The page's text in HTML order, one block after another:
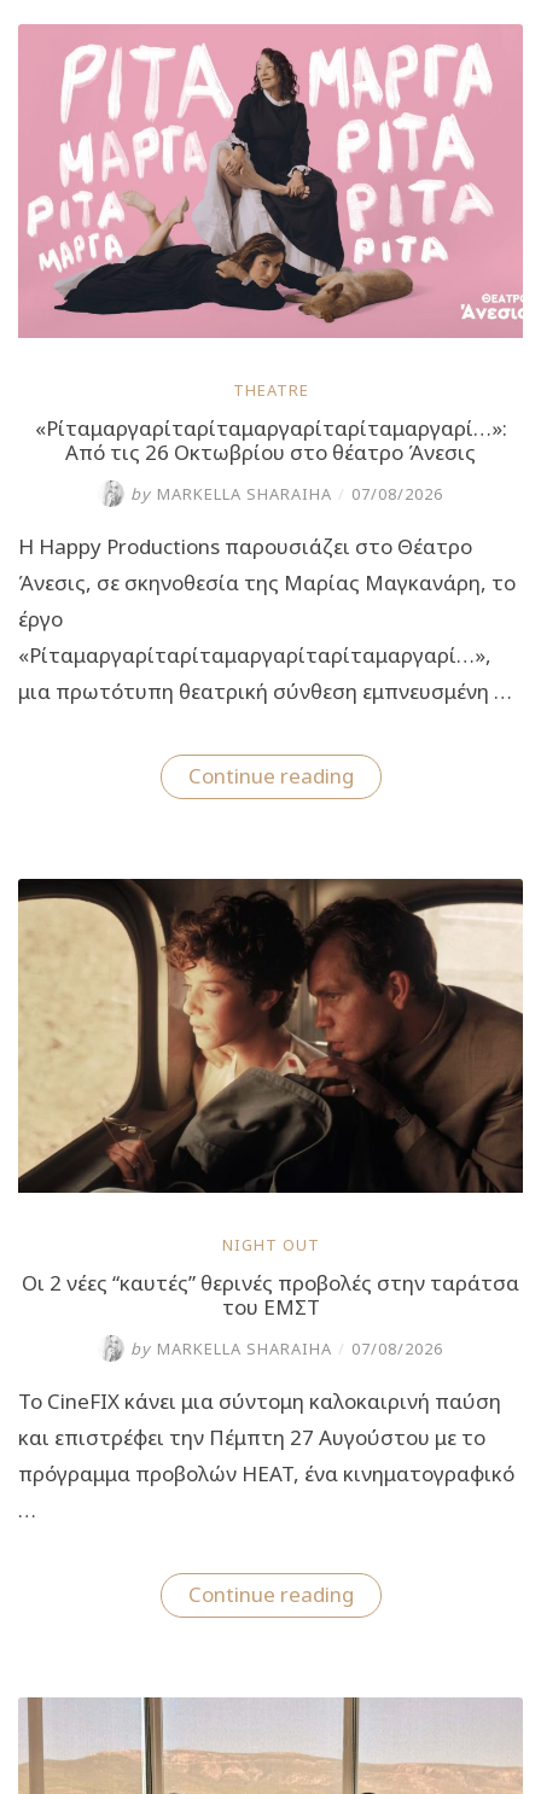
2
επετειακές
παραστάσεις
στο
Θέατρο
Καρέζη”
THEATRE
«Ρίταμαργαρίταρίταμαργαρίταρίταμαργαρί…»:
Από τις 26 Οκτωβρίου στο θέατρο Άνεσις
by MARKELLA SHARAIHA / 07/08/2026
Η Happy Productions παρουσιάζει στο Θέατρο
Άνεσις, σε σκηνοθεσία της Μαρίας Μαγκανάρη, το
έργο
«Ρίταμαργαρίταρίταμαργαρίταρίταμαργαρί…»,
μια πρωτότυπη θεατρική σύνθεση εμπνευσμένη …
Continue reading
Από
στο
θέατρο
Άνεσις”
NIGHT OUT
Οι 2 νέες “καυτές” θερινές προβολές στην ταράτσα
του ΕΜΣΤ
by MARKELLA SHARAIHA / 07/08/2026
Το CineFIX κάνει μια σύντομη καλοκαιρινή παύση
και επιστρέφει την Πέμπτη 27 Αυγούστου με το
πρόγραμμα προβολών HEAT, ένα κινηματογραφικό
…
Continue reading“Οι
2
προβολές
στην
ταράτσα
του
ΕΜΣΤ”